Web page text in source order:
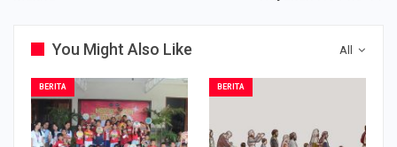
All
You Might Also Like
BERITA BERITA